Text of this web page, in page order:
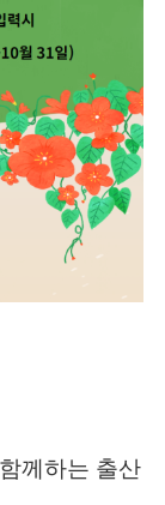
께하는 출산